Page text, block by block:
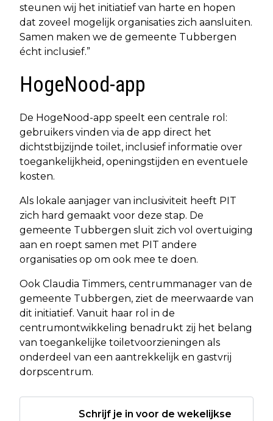
steunen wij het initiatief van harte en hopen
dat zoveel mogelijk organisaties zich aansluiten.
Samen maken we de gemeente Tubbergen
écht inclusief.”
HogeNood-app
De HogeNood-app speelt een centrale rol:
gebruikers vinden via de app direct het
dichtstbijzijnde toilet, inclusief informatie over
toegankelijkheid, openingstijden en eventuele
kosten.
Als lokale aanjager van inclusiviteit heeft PIT
zich hard gemaakt voor deze stap. De
gemeente Tubbergen sluit zich vol overtuiging
aan en roept samen met PIT andere
organisaties op om ook mee te doen.
Ook Claudia Timmers, centrummanager van de
gemeente Tubbergen, ziet de meerwaarde van
dit initiatief. Vanuit haar rol in de
centrumontwikkeling benadrukt zij het belang
van toegankelijke toiletvoorzieningen als
onderdeel van een aantrekkelijk en gastvrij
dorpscentrum.
Schrijf je in voor de wekelijkse